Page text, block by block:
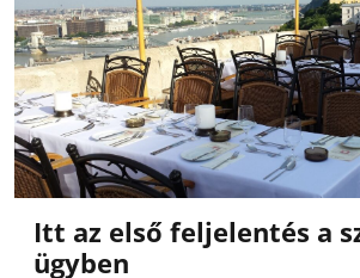
Itt az első feljelentés a
ügyben